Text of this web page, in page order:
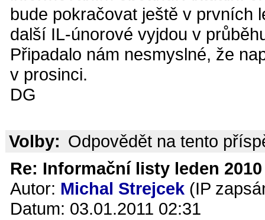
bude pokračovat ještě v prvních
další IL-únorové vyjdou v
Připadalo nám nesmyslné, že
v prosinci.
DG
Volby: Odpovědět na tento
Re: Informační listy leden
Autor: Michal Strejcek (IP
Datum: 03.01.2011 02:31